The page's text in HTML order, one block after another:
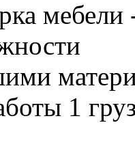
мебели
1